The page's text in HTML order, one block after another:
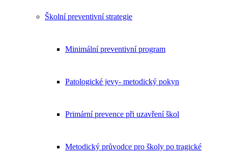
Školní preventivní strategie
Minimální preventivní program
Patologické jevy- metodický pokyn
Primární prevence při uzavření škol
Metodický průvodce pro školy po tragické